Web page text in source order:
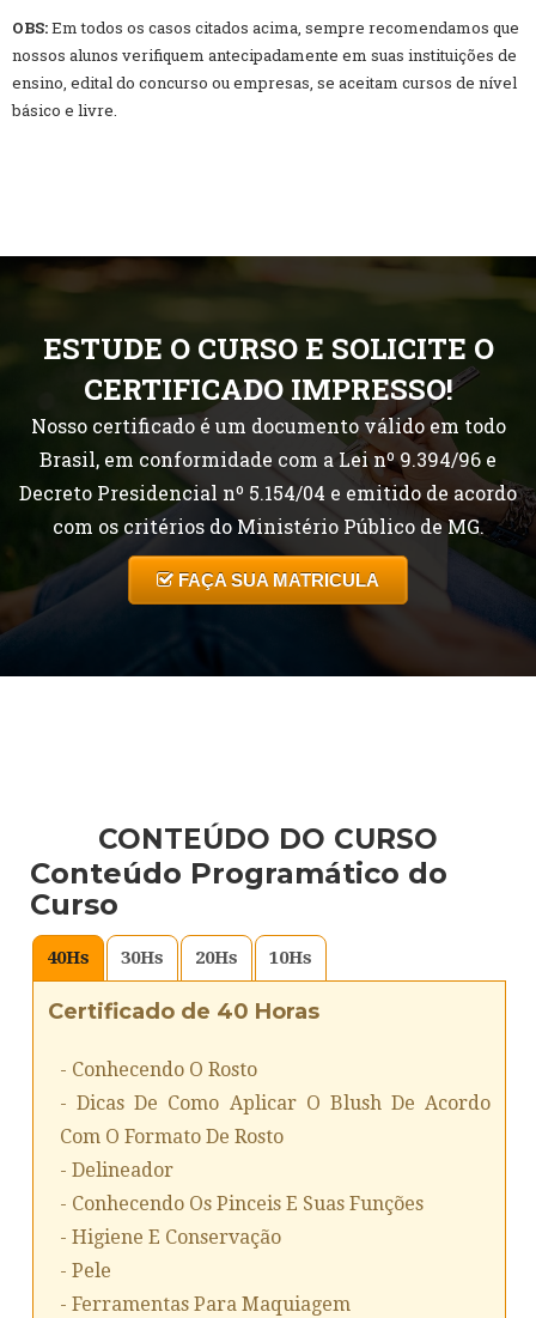
OBS:Em todos os casos citados acima, sempre recomendamos que
nossos alunos verifiquem antecipadamente em suas instituições de
ensino, edital do concurso ou empresas, se aceitam cursos de nível
básico e livre.
ESTUDE O CURSO E SOLICITE O
CERTIFICADO IMPRESSO!
Nosso certificado é um documento válido em todo
Brasil, em conformidade com a Lei nº 9.394/96 e
Decreto Presidencial nº 5.154/04 e emitido de acordo
com os critérios do Ministério Público de MG.
FAÇA SUA MATRICULA
CONTEÚDO DO CURSO
Conteúdo Programático do
Curso
40Hs 30Hs 20Hs 10Hs
Certificado de 40 Horas
- Conhecendo O Rosto
- Dicas De Como Aplicar O Blush De Acordo
Com O Formato De Rosto
- Delineador
- Conhecendo Os Pinceis E Suas Funções
- Higiene E Conservação
- Pele
- Ferramentas Para Maquiagem